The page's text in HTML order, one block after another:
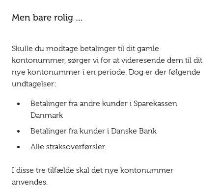
Men bare rolig …
Skulle du modtage betalinger til dit gamle
kontonummer, sørger vi for at videresende dem til dit
nye kontonummer i en periode. Dog er der følgende
undtagelser:
Betalinger fra andre kunder i Sparekassen
Danmark
Betalinger fra kunder i Danske Bank
Alle straksoverførsler.
I disse tre tilfælde skal det nye kontonummer
anvendes.